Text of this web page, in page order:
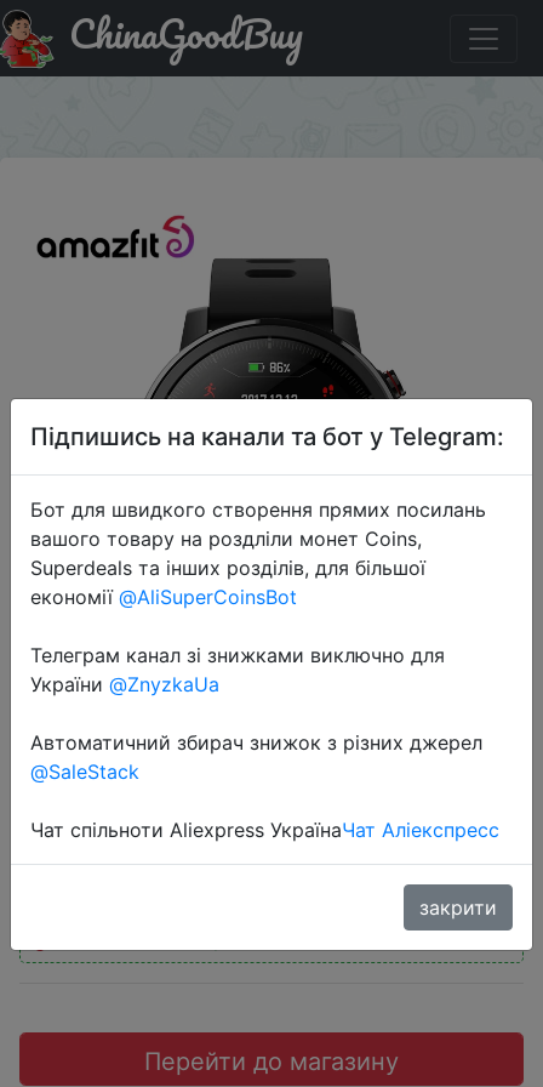
Код на знижку $10/10 Смарт-часы Amazfit Stratos
водонепроницаемые (5 атм) с GPS
ChinaGoodBuy
2022-05-03
водонепроницаемые (5 атм) с GPS
$57.9
Перейти до магазину
Підпишись на канали та бот у Telegram:
Бот для швидкого створення прямих посилань
вашого товару на роздліли монет Coins,
Superdeals та інших розділів, для більшої
економії @AliSuperCoinsBot
Телеграм канал зі знижками виключно для
України @ZnyzkaUa
Автоматичний збирач знижок з різних джерел
@SaleStack
Чат спільноти Aliexpress УкраїнаЧат Аліекспресс
закрити